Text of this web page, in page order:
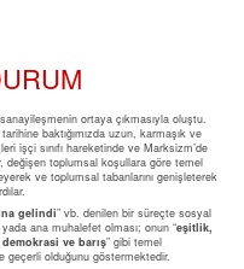
ortaya çıkmasıyla oluştu.
baktığımızda uzun, karmaşık ve
işçi sınıfı hareketinde ve Marksizm’de
toplumsal koşullara göre temel
ve toplumsal tabanlarını genişleterek
gelindi” vb. denilen bir süreçte sosyal
ana muhalefet olması; onun “eşitlik,
ve barış” gibi temel
geçerli olduğunu göstermektedir.